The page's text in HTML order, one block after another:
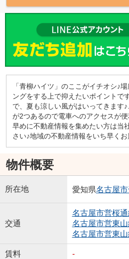
「青柳ハイツ」のここがイチオシ♪
ングをする上で抑えたいポイントで
で、夏も涼しい風がはいってきます
が2つあるので電車へのアクセスが
早めに不動産情報を集めたい方は当
さい♪地域の不動産情報をいち早く
物件概要
所在地 愛知県名古屋
交通
名古屋市営桜通
名古屋市営東山
名古屋市営東山
賃料 -